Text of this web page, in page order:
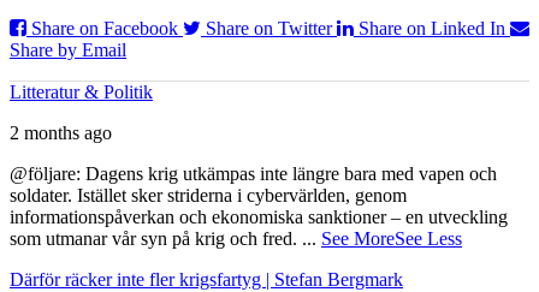
Share on Facebook
Share on Twitter
Share on Linked In
Share by Email
Litteratur & Politik
2 months ago
@följare: Dagens krig utkämpas inte längre bara med vapen och
soldater. Istället sker striderna i cybervärlden, genom
informationspåverkan och ekonomiska sanktioner – en utveckling
som utmanar vår syn på krig och fred. ... See MoreSee Less
Därför räcker inte fler krigsfartyg | Stefan Bergmark